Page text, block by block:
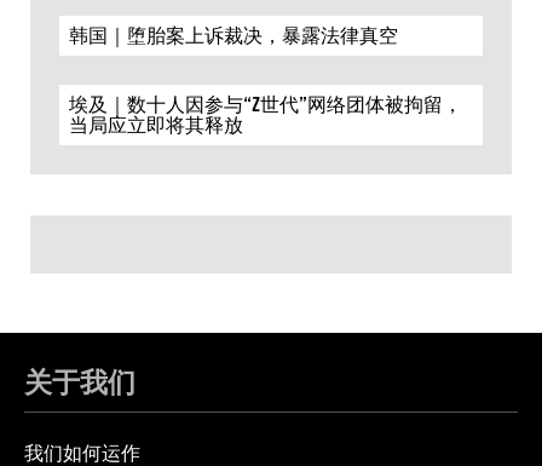
韩国｜堕胎案上诉裁决，暴露法律真空
埃及｜数十人因参与“Z世代”网络团体被拘留，
当局应立即将其释放
关于我们
我们如何运作